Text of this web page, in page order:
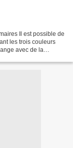
Il est possible de
les trois couleurs
avec de la